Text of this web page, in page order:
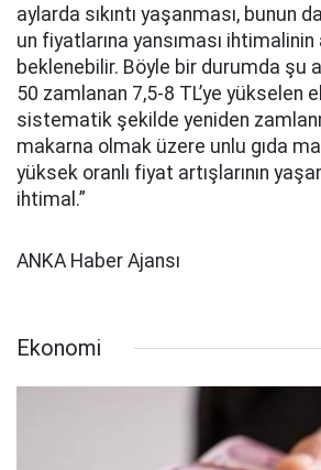
aylarda sıkıntı yaşanması, bunun
un fiyatlarına yansıması ihtimalinin
beklenebilir. Böyle bir durumda şu
50 zamlanan 7,5-8 TL’ye yükselen
sistematik şekilde yeniden
makarna olmak üzere unlu gıda
yüksek oranlı fiyat artışlarının
ihtimal.”
ANKA Haber Ajansı
Ekonomi